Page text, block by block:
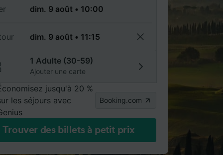
1 Adulte (30-59)
Ajouter une carte
jusqu'à 20 %
les séjours avec
Booking.com
Trouver des billets à petit prix